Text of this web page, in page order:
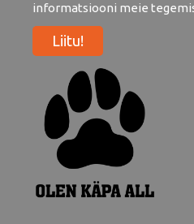
informatsiooni meie
Liitu!